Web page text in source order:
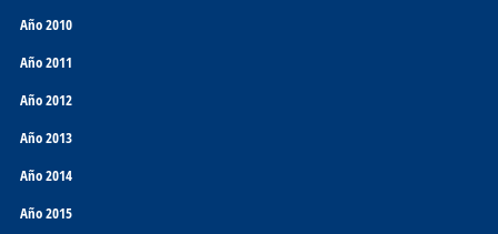
Año 2010
Año 2011
Año 2012
Año 2013
Año 2014
Año 2015